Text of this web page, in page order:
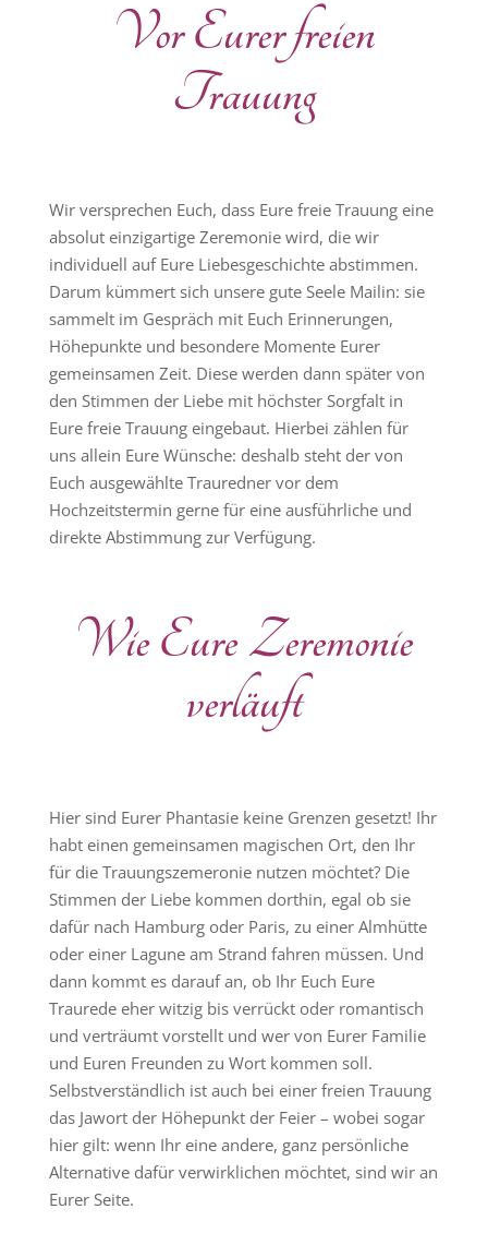
Vor Eurer freien
Trauung
Wir versprechen Euch, dass Eure freie Trauung eine
absolut einzigartige Zeremonie wird, die wir
individuell auf Eure Liebesgeschichte abstimmen.
Darum kümmert sich unsere gute Seele Mailin: sie
sammelt im Gespräch mit Euch Erinnerungen,
Höhepunkte und besondere Momente Eurer
gemeinsamen Zeit. Diese werden dann später von
den Stimmen der Liebe mit höchster Sorgfalt in
Eure freie Trauung eingebaut. Hierbei zählen für
uns allein Eure Wünsche: deshalb steht der von
Euch ausgewählte Trauredner vor dem
Hochzeitstermin gerne für eine ausführliche und
direkte Abstimmung zur Verfügung.
Wie Eure Zeremonie
verläuft
Hier sind Eurer Phantasie keine Grenzen gesetzt! Ihr
habt einen gemeinsamen magischen Ort, den Ihr
für die Trauungszemeronie nutzen möchtet? Die
Stimmen der Liebe kommen dorthin, egal ob sie
dafür nach Hamburg oder Paris, zu einer Almhütte
oder einer Lagune am Strand fahren müssen. Und
dann kommt es darauf an, ob Ihr Euch Eure
Traurede eher witzig bis verrückt oder romantisch
und verträumt vorstellt und wer von Eurer Familie
und Euren Freunden zu Wort kommen soll.
Selbstverständlich ist auch bei einer freien Trauung
das Jawort der Höhepunkt der Feier – wobei sogar
hier gilt: wenn Ihr eine andere, ganz persönliche
Alternative dafür verwirklichen möchtet, sind wir an
Eurer Seite.